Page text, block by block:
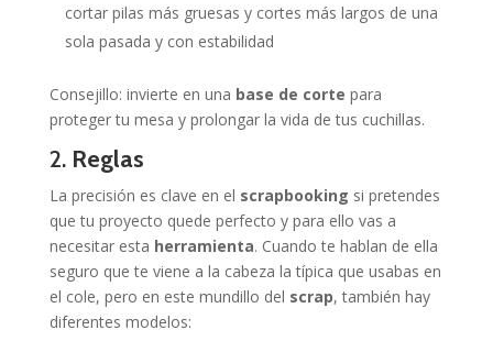
cortar pilas más gruesas y cortes más largos de una
sola pasada y con estabilidad
Consejillo: invierte en una base de corte para
proteger tu mesa y prolongar la vida de tus cuchillas.
2. Reglas
La precisión es clave en el scrapbooking si pretendes
que tu proyecto quede perfecto y para ello vas a
necesitar esta herramienta. Cuando te hablan de ella
seguro que te viene a la cabeza la típica que usabas en
el cole, pero en este mundillo del scrap, también hay
diferentes modelos: